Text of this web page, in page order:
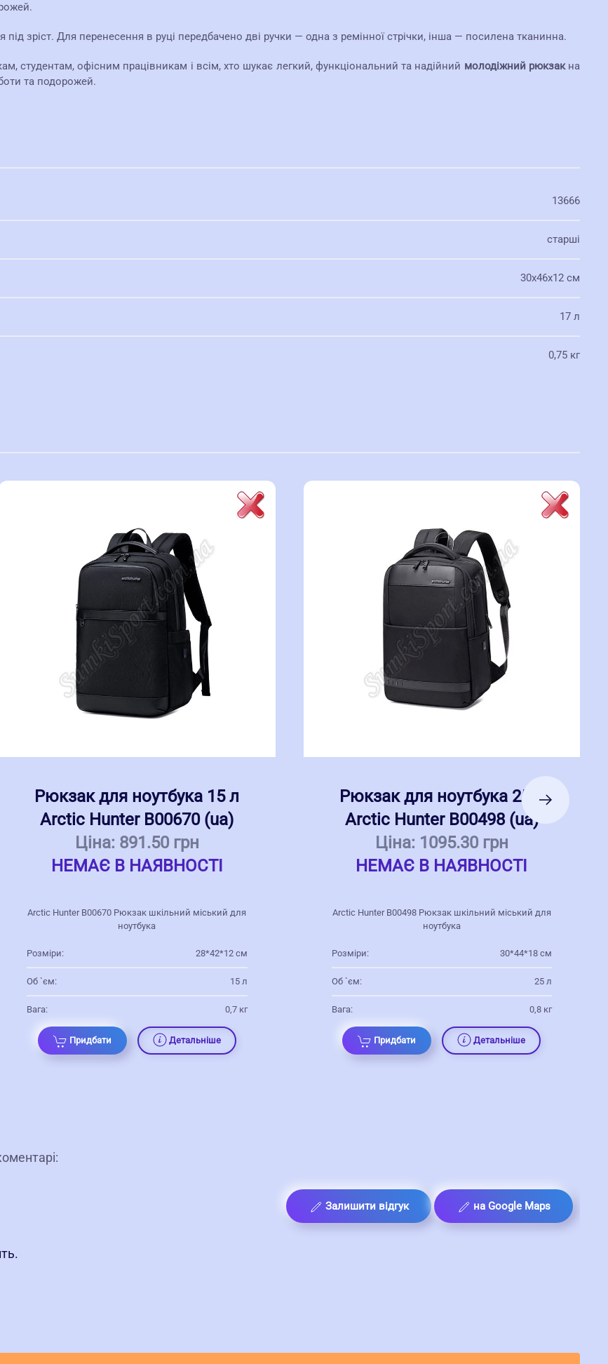
зріст. Для перенесення в руці передбачено дві ручки — одна з ремінної стрічки, інша — посилена тканинна.
студентам, офісним працівникам і всім, хто шукає легкий, функціональний та надійний молодіжний рюкзакна
та подорожей.
13666
старші
30х46х12 см
17 л
0,75 кг
Рюкзак для ноутбука 15 л
Arctic Hunter В00670 (ua)
Ціна: 891.50 грн
НЕМАЄ В НАЯВНОСТІ
Arctic Hunter В00670 Рюкзак шкільний міський для
ноутбука
Розміри: 28*42*12 см
Об `єм: 15 л
Вага: 0,7 кг
Придбати Детальніше
Рюкзак для ноутбука 25 л
Arctic Hunter В00498 (ua)
Ціна: 1095.30 грн
НЕМАЄ В НАЯВНОСТІ
Arctic Hunter В00498 Рюкзак шкільний міський для
ноутбука
Розміри: 30*44*18 см
Об `єм: 25 л
Вага: 0,8 кг
Придбати Детальніше
Залишити відгук на Google Maps